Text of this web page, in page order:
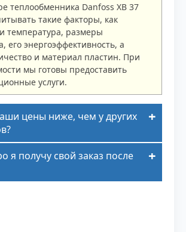
теплообменника Danfoss XB 37
такие факторы, как
температура, размеры
его энергоэффективность, а
и материал пластин. При
мы готовы предоставить
услуги.
цены ниже, чем у других
я получу свой заказ после